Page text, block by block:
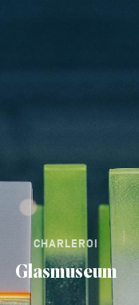
CHARLEROI
Glasmuseum